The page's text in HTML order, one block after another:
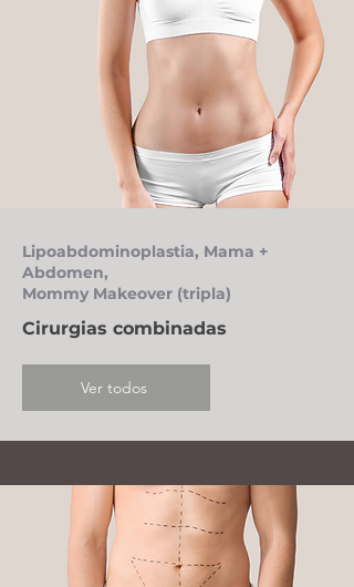
Lipoabdominoplastia, Mama +
Abdomen,
Mommy Makeover (tripla)
Cirurgias combinadas
Ver todos